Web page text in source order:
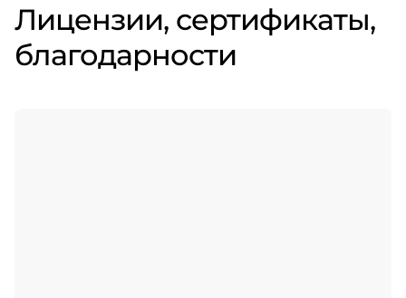
Лицензии, сертификаты,
благодарности